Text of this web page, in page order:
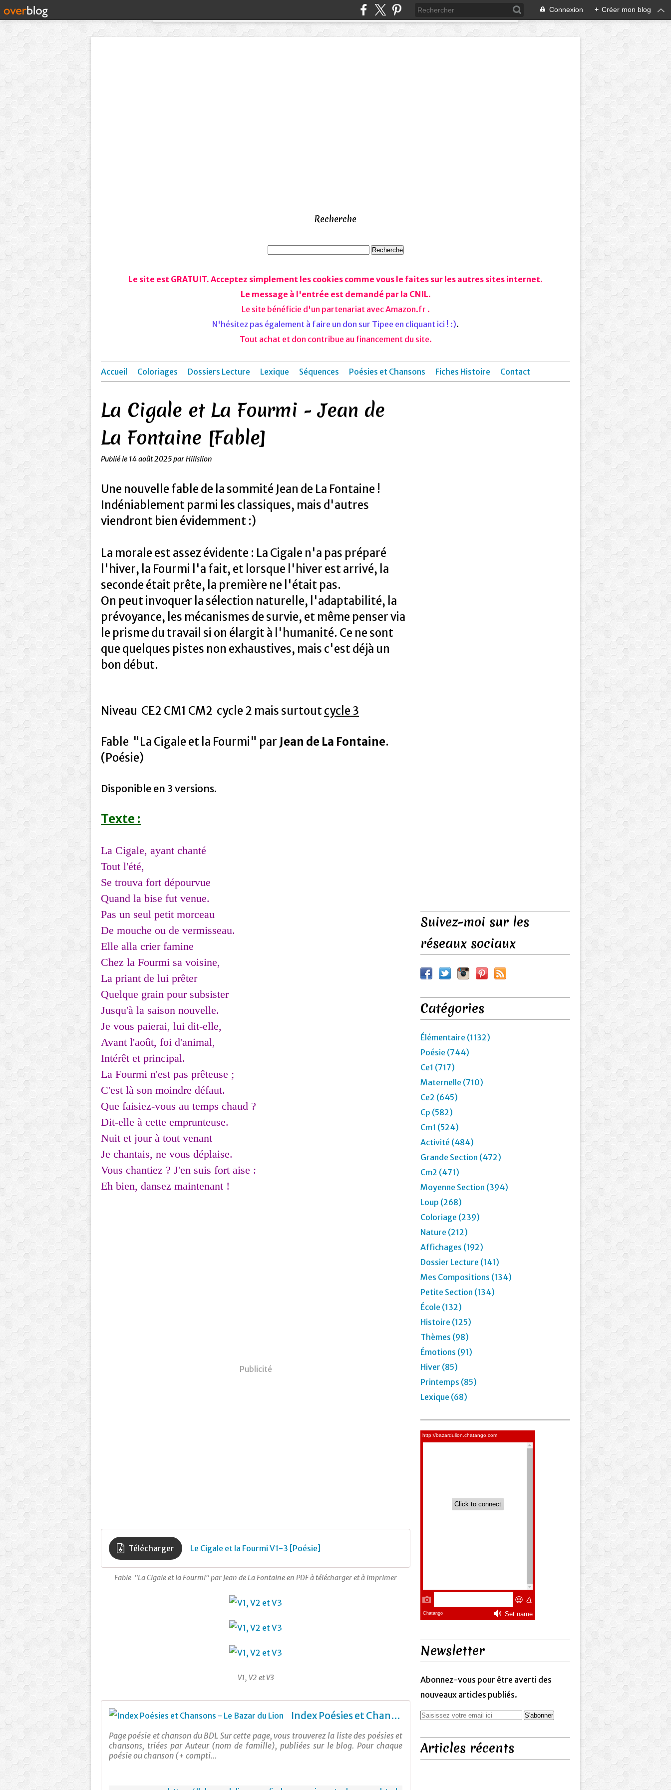
Connexion + Créer mon blog
Recherche
Le site est GRATUIT. Acceptez simplement les cookies comme vous le faites sur les autres sites internet.
Le message à l'entrée est demandé par la CNIL.
Le site bénéficie d'un partenariat avec Amazon.fr .
N'hésitez pas également à faire un don sur Tipee en cliquant ici ! :).
Tout achat et don contribue au financement du site.
Accueil Coloriages Dossiers Lecture Lexique Séquences Poésies et Chansons Fiches Histoire Contact
La Cigale et La Fourmi - Jean de
La Fontaine [Fable]
Publié le 14 août 2025par Hillslion
Une nouvelle fable de la sommité Jean de La Fontaine !
Indéniablement parmi les classiques, mais d'autres
viendront bien évidemment :)
La morale est assez évidente : La Cigale n'a pas préparé
l'hiver, la Fourmi l'a fait, et lorsque l'hiver est arrivé, la
seconde était prête, la première ne l'était pas.
On peut invoquer la sélection naturelle, l'adaptabilité, la
prévoyance, les mécanismes de survie, et même penser via
le prisme du travail si on élargit à l'humanité. Ce ne sont
que quelques pistes non exhaustives, mais c'est déjà un
bon début.
Niveau CE2 CM1 CM2 cycle 2 mais surtoutcycle 3
Fable "La Cigale et la Fourmi" par Jean de La Fontaine.
(Poésie)
Disponible en 3 versions.
Texte :
La Cigale, ayant chanté
Tout l'été,
Se trouva fort dépourvue
Quand la bise fut venue.
Pas un seul petit morceau
De mouche ou de vermisseau.
Elle alla crier famine
Chez la Fourmi sa voisine,
La priant de lui prêter
Quelque grain pour subsister
Jusqu'à la saison nouvelle.
Je vous paierai, lui dit-elle,
Avant l'août, foi d'animal,
Intérêt et principal.
La Fourmi n'est pas prêteuse ;
C'est là son moindre défaut.
Que faisiez-vous au temps chaud ?
Dit-elle à cette emprunteuse.
Nuit et jour à tout venant
Je chantais, ne vous déplaise.
Vous chantiez ? J'en suis fort aise :
Eh bien, dansez maintenant !
Publicité
Télécharger Le Cigale et la Fourmi V1-3 [Poésie]
Fable "La Cigale et la Fourmi" par Jean de La Fontaine en PDF à télécharger et à imprimer
V1, V2 et V3
Index Poésies et Chansons - Le Bazar du Lion
Page poésie et chanson du BDL Sur cette page, vous trouverez la liste des poésies et
chansons, triées par Auteur (nom de famille), publiées sur le blog. Pour chaque
poésie ou chanson (+ compti...
Suivez-moi sur les
réseaux sociaux
Catégories
Élémentaire (1132)
Poésie (744)
Ce1 (717)
Maternelle (710)
Ce2 (645)
Cp (582)
Cm1 (524)
Activité (484)
Grande Section (472)
Cm2 (471)
Moyenne Section (394)
Loup (268)
Coloriage (239)
Nature (212)
Affichages (192)
Dossier Lecture (141)
Mes Compositions (134)
Petite Section (134)
École (132)
Histoire (125)
Thèmes (98)
Émotions (91)
Hiver (85)
Printemps (85)
Lexique (68)
Newsletter
Abonnez-vous pour être averti des
nouveaux articles publiés.
Articles récents